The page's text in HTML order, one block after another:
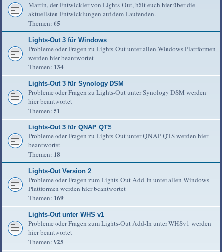
Martin, der Entwickler von Lights-Out, hält euch hier über die
aktuellsten Entwicklungen auf dem Laufenden.
Themen: 65
Lights-Out 3 für Windows
Probleme oder Fragen zu Lights-Out unter allen Windows Plattformen
werden hier beantwortet
Themen: 134
Lights-Out 3 für Synology DSM
Probleme oder Fragen zu Lights-Out unter Synology DSM werden
hier beantwortet
Themen: 51
Lights-Out 3 für QNAP QTS
Probleme oder Fragen zu Lights-Out unter QNAP QTS werden hier
beantwortet
Themen: 18
Lights-Out Version 2
Probleme oder Fragen zum Lights-Out Add-In unter allen Windows
Plattformen werden hier beantwortet
Themen: 169
Lights-Out unter WHS v1
Probleme oder Fragen zum Lights-Out Add-In unter WHSv1 werden
hier beantwortet
Themen: 925